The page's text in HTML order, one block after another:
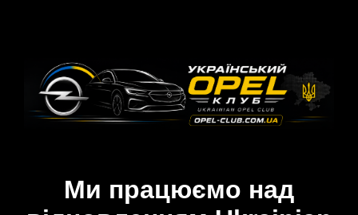
Ми працюємо над